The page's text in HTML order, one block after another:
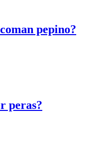
pepino?
peras?